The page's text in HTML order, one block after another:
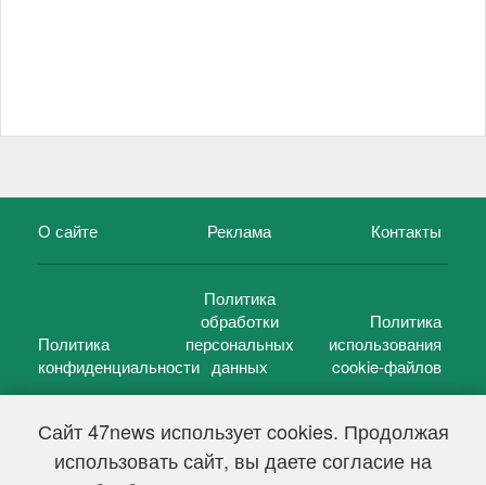
Сайт 47news использует cookies. Продолжая
использовать сайт, вы даете согласие на
О сайте Реклама Контакты
Политика
конфиденциальности
Политика
обработки
персональных
данных
Политика
использования
cookie-файлов
47 новостей (47 news)2005 — 2026 г.